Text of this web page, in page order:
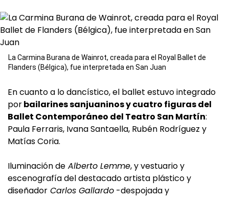
La Carmina Burana de Wainrot, creada para el Royal Ballet de
Flanders (Bélgica), fue interpretada en San Juan
En cuanto a lo dancístico, el ballet estuvo integrado
porbailarines sanjuaninos y cuatro figuras del
Ballet Contemporáneo del Teatro San Martín:
Paula Ferraris, Ivana Santaella, Rubén Rodríguez y
Matías Coria.
Iluminación de Alberto Lemme, y vestuario y
escenografía del destacado artista plástico y
diseñador Carlos Gallardo -despojada y